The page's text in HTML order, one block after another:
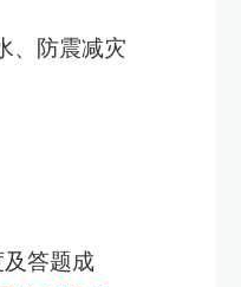
、防震减灾
答题成